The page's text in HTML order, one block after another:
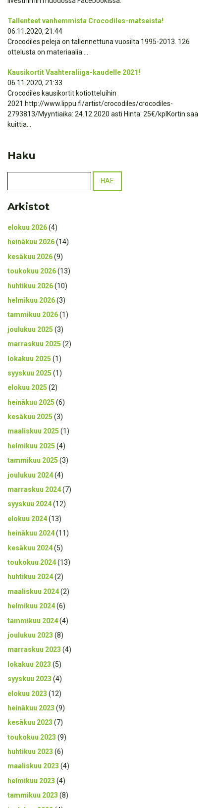
Tallenteet vanhemmista Crocodiles-matseista!
06.11.2020, 21:44
Crocodiles pelejä on tallennettuna vuosilta 1995-2013. 126
ottelusta on materiaalia....
Kausikortit Vaahteraliiga-kaudelle 2021!
06.11.2020, 21:33
Crocodiles kausikortit kotiotteluihin
2021.http://www.lippu.fi/artist/crocodiles/crocodiles-
2793813/Myyntiaika: 24.12.2020 asti Hinta: 25€/kplKortin saa
kuittia...
Haku
Arkistot
elokuu 2026(4)
heinäkuu 2026(14)
kesäkuu 2026(9)
toukokuu 2026(13)
huhtikuu 2026(10)
helmikuu 2026(3)
tammikuu 2026(1)
joulukuu 2025 (3)
marraskuu 2025 (2)
lokakuu 2025 (1)
syyskuu 2025 (1)
elokuu 2025 (2)
heinäkuu 2025 (6)
kesäkuu 2025 (3)
maaliskuu 2025 (1)
helmikuu 2025 (4)
tammikuu 2025 (3)
joulukuu 2024(4)
marraskuu 2024(7)
syyskuu 2024(12)
elokuu 2024(13)
heinäkuu 2024(11)
kesäkuu 2024(5)
toukokuu 2024(13)
huhtikuu 2024(2)
maaliskuu 2024(2)
helmikuu 2024(6)
tammikuu 2024(4)
joulukuu 2023 (8)
marraskuu 2023 (4)
lokakuu 2023 (5)
syyskuu 2023 (4)
elokuu 2023 (12)
heinäkuu 2023 (9)
kesäkuu 2023 (7)
toukokuu 2023 (9)
huhtikuu 2023 (6)
maaliskuu 2023 (4)
helmikuu 2023 (4)
tammikuu 2023 (8)